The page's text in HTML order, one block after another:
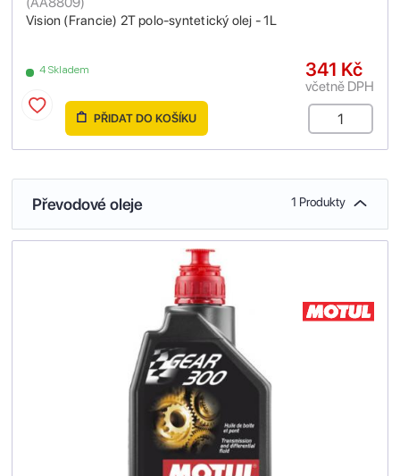
Vision (Francie) 2T polo-syntetický olej - 1L
4 Skladem 341 Kč
včetně DPH
PŘIDAT DO KOŠÍKU
Převodové oleje 1 Produkty